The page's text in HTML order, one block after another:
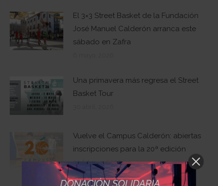
El 3×3 Street Basket de la Fundación
José Manuel Calderón arranca este
sábado en Zafra
Una primavera más regresa el Street
Basket Tour
Vuelve el Campus Calderón: abiertas
inscripciones para la 20ª edición
20 febrero, 2026